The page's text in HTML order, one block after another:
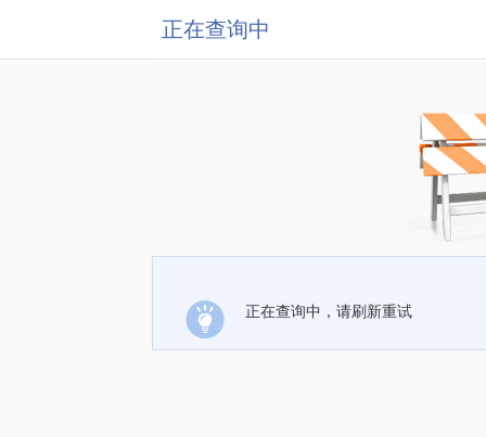
正在查询中
正在查询中，请刷新重试